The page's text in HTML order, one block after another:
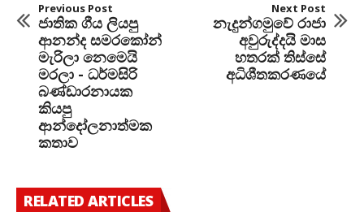
Previous Post
ජාතික ගීය ලියපු
ආනන්ද සමරකෝන්
මැරිලා නෙමෙයි
මරලා - ධර්මසිරි
බණ්ඩාරනායක
කියපු
ආන්දෝලනාත්මක
කතාව
Next Post
නැදුන්ගමුවේ රාජා
අවුරුද්දයි මාස
හතරක් තිස්සේ
අධිශීතකරණයේ
RELATED ARTICLES